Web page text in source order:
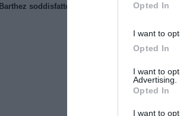
Opted In
I want to
Opted In
I want to
Advertising.
Opted In
I want to
Barthez soddisfatto del Manchester United